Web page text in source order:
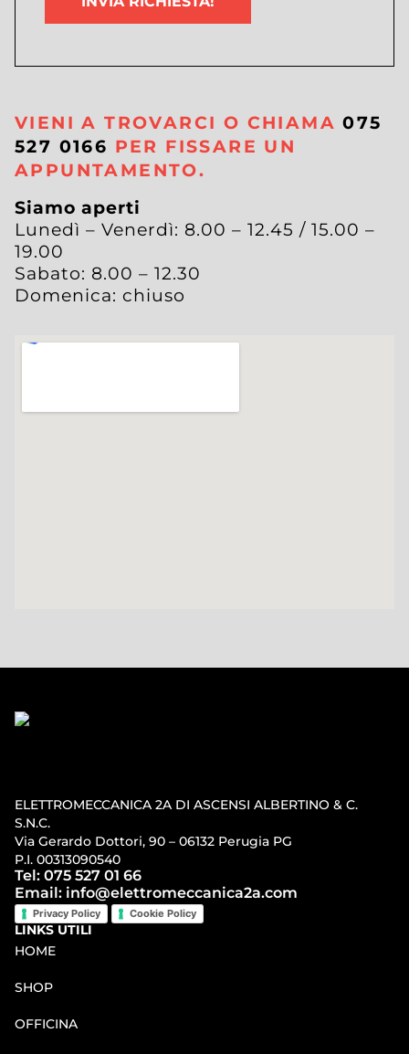
VIENI A TROVARCI O CHIAMA075
527 0166 PER FISSARE UN
APPUNTAMENTO.
Siamo aperti
Lunedì – Venerdì: 8.00 – 12.45 / 15.00 –
19.00
Sabato: 8.00 – 12.30
Domenica: chiuso
ELETTROMECCANICA 2A DI ASCENSI ALBERTINO & C.
S.N.C.
Via Gerardo Dottori, 90 – 06132 Perugia PG
P.I. 00313090540
Tel: 075 527 01 66
Email: info@elettromeccanica2a.com
Privacy Policy Cookie Policy
LINKS UTILI
HOME
SHOP
OFFICINA